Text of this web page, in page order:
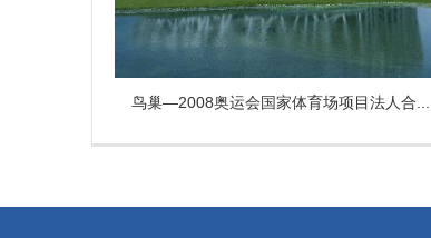
鸟巢—2008奥运会国家体育场项目法人合...